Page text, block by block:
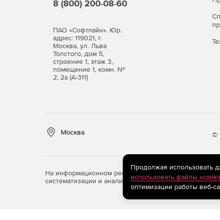
8 (800) 200-08-60
ПАО «Софтлайн». Юр.
адрес: 119021, г.
Москва, ул. Льва
Толстого, дом 5,
строение 1, этаж 3,
помещение 1, комн. №
2, 2а (А-311)
Москва ©
На информационном ресурсе store.softline.ru
систематизации и анализа сведений, относящихся
Продолжая использовать
использовать файлы
оптимизации работы веб-